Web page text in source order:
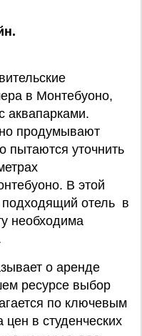
в Монтебуоно,
аквапарками.
продумывают
пытаются уточнить
В этой
подходящий отель в
необходима
о аренде
ресурсе выбор
по ключевым
цен в студенческих